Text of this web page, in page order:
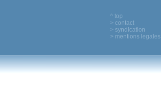
^ top
> contact
> syndication
> mentions legales